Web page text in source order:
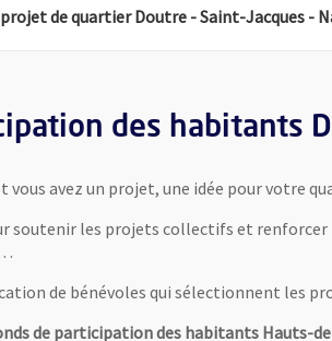
de quartier Doutre - Saint-Jacques -
des habitants
vous avez un projet, une idée pour votre
soutenir les projets collectifs et
de bénévoles qui sélectionnent les
de participation des habitants Hauts-